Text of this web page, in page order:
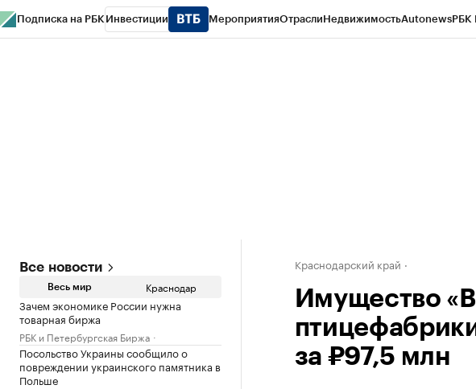
Подписка на РБК Инвестиции МероприятияОтраслиНедвижимостьAutonewsРБК
Все новости
Весь мир Краснодар
Зачем экономике России нужна
товарная биржа
РБК и Петербургская Биржа
Посольство Украины сообщило о
повреждении украинского памятника в
Польше
Краснодарский край
Имущество
за ₽97,5 млн